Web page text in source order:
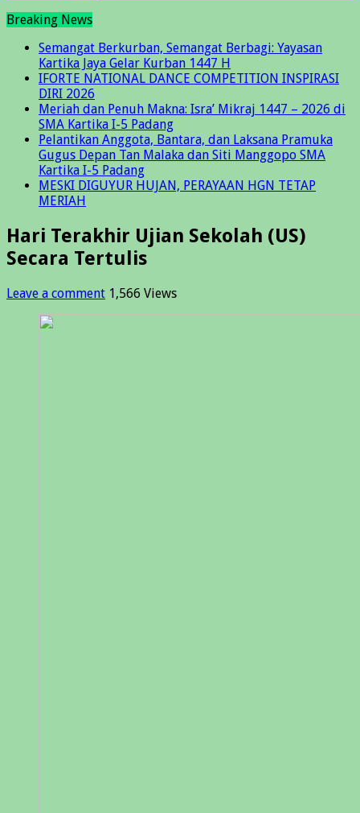
Breaking News
Semangat Berkurban, Semangat Berbagi: Yayasan
Kartika Jaya Gelar Kurban 1447 H
IFORTE NATIONAL DANCE COMPETITION INSPIRASI
DIRI 2026
Meriah dan Penuh Makna: Isra’ Mikraj 1447 – 2026 di
SMA Kartika I-5 Padang
Pelantikan Anggota, Bantara, dan Laksana Pramuka
Gugus Depan Tan Malaka dan Siti Manggopo SMA
Kartika I-5 Padang
MESKI DIGUYUR HUJAN, PERAYAAN HGN TETAP
MERIAH
Hari Terakhir Ujian Sekolah (US)
Secara Tertulis
Leave a comment 1,566 Views